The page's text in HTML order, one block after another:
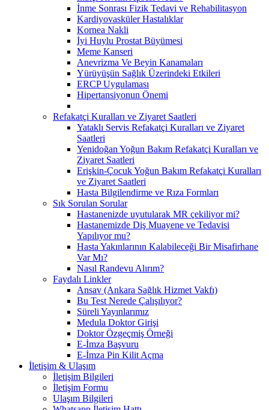
İnme Sonrası Fizik Tedavi ve Rehabilitasyon
Kardiyovasküler Hastalıklar
Kornea Nakli
İyi Huylu Prostat Büyümesi
Meme Kanseri
Anevrizma Ve Beyin Kanamaları
Yürüyüşün Sağlık Üzerindeki Etkileri
ERCP Uygulaması
Hipertansiyonun Önemi
Refakatçi Kuralları ve Ziyaret Saatleri
Yataklı Servis Refakatçi Kuralları ve Ziyaret
Saatleri
Yenidoğan Yoğun Bakım Refakatçi Kuralları ve
Ziyaret Saatleri
Erişkin-Çocuk Yoğun Bakım Refakatçi Kuralları
ve Ziyaret Saatleri
Hasta Bilgilendirme ve Rıza Formları
Sık Sorulan Sorular
Hastanenizde uyutularak MR çekiliyor mi?
Hastanemizde Diş Muayene ve Tedavisi
Yapılıyor mu?
Hasta Yakınlarının Kalabileceği Bir Misafirhane
Var Mı?
Nasıl Randevu Alırım?
Faydalı Linkler
Ansav (Ankara Sağlık Hizmet Vakfı)
Bu Test Nerede Çalışılıyor?
Süreli Yayınlarımız
Medula Doktor Girişi
Doktor Özgeçmiş Örneği
E-İmza Başvuru
E-İmza Pin Kilit Açma
İletişim & Ulaşım
İletişim Bilgileri
İletişim Formu
Ulaşım Bilgileri